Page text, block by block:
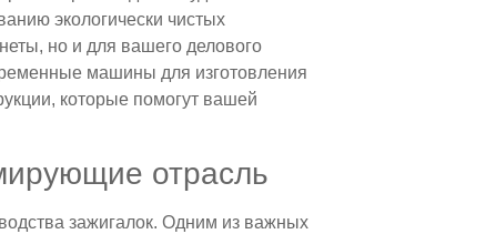
экологически чистых
но и для вашего делового
машины для изготовления
которые помогут вашей
отрасль
зажигалок. Одним из важных